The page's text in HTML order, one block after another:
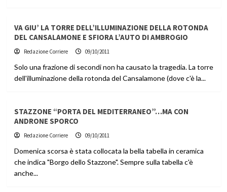
VA GIU’ LA TORRE DELL’ILLUMINAZIONE DELLA ROTONDA
DEL CANSALAMONE E SFIORA L’AUTO DI AMBROGIO
Redazione Corriere 09/10/2011
Solo una frazione di secondi non ha causato la tragedia. La torre
dell'illuminazione della rotonda del Cansalamone (dove c'è la...
STAZZONE “PORTA DEL MEDITERRANEO”…MA CON
ANDRONE SPORCO
Redazione Corriere 09/10/2011
Domenica scorsa è stata collocata la bella tabella in ceramica
che indica "Borgo dello Stazzone". Sempre sulla tabella c'è
anche...